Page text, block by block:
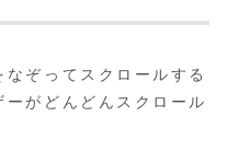
ぞってスクロールする
がどんどんスクロール